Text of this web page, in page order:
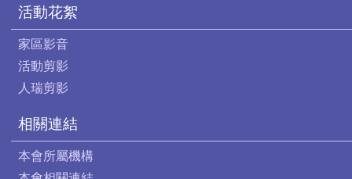
活動花絮
家區影音
活動剪影
人瑞剪影
相關連結
本會所屬機構